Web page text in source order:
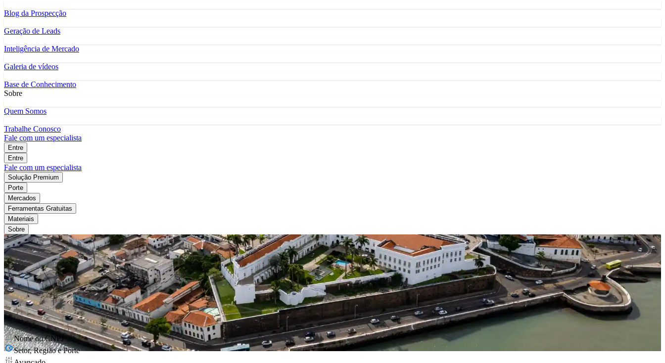
Blog da Prospecção
Geração de Leads
Inteligência de Mercado
Galeria de vídeos
Base de Conhecimento
Sobre
Quem Somos
Trabalhe Conosco
Fale com um especialista
Entre
Entre
Fale com um especialista
Solução Premium
Porte
Mercados
Ferramentas Gratuitas
Materiais
Sobre
Nome ou CNPJ
Setor, Região e Porte